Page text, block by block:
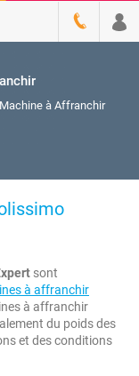
à Affranchir
sont
à affranchir
à affranchir
du poids des
et des conditions